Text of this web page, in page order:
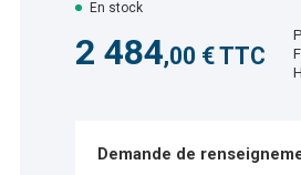
2 484,00 € TTC
En stock
Demande de